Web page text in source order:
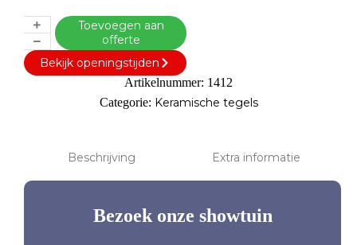
Toevoegen aan
offerte
Bekijk openingstijden
Artikelnummer: 1412
Categorie: Keramische tegels
Beschrijving Extra informatie
Bezoek onze showtuin